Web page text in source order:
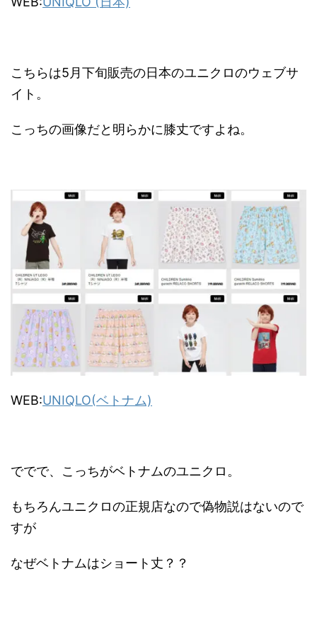
こちらは5月下旬販売の日本のユニクロのウェブサ
イト。
こっちの画像だと明らかに膝丈ですよね。
WEB:UNIQLO(ベトナム)
ででで、こっちがベトナムのユニクロ。
もちろんユニクロの正規店なので偽物説はないので
すが
なぜベトナムはショート丈？？